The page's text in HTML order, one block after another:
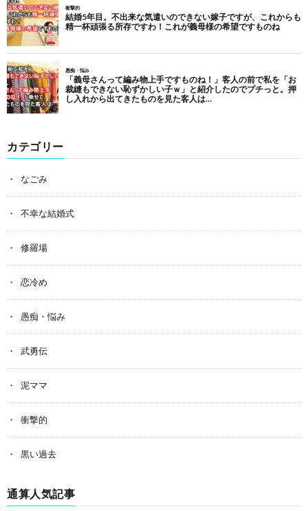
カテゴリー
なごみ
不幸な結婚式
修羅場
恋冷め
愚痴・悩み
武勇伝
泥ママ
衝撃的
黒い過去
通算人気記事